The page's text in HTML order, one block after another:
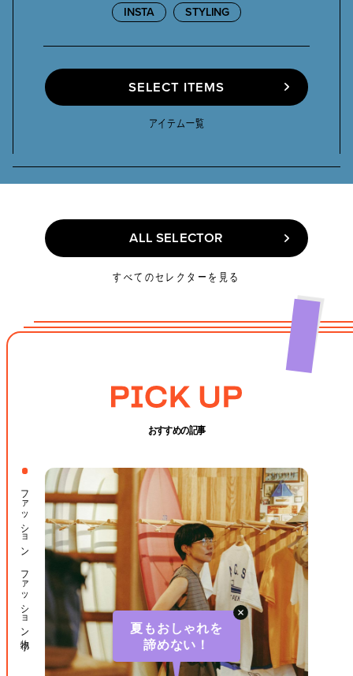
INSTA STYLING
SELECT ITEMS
SELECT ITEMS
アイテム一覧
ALL SELECTOR
ALL SELECTOR
すべてのセレクターを見る
おすすめの記事
夏もおしゃれを
諦めない！
ファッション ファッション小物